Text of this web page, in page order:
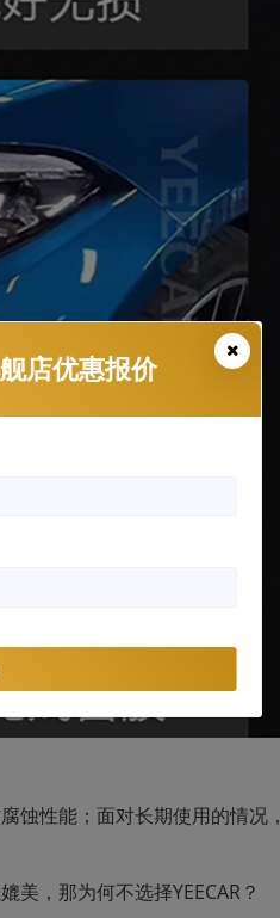
蚀性能；面对长期使用的情况，
美，那为何不选择YEECAR？
店优惠报价